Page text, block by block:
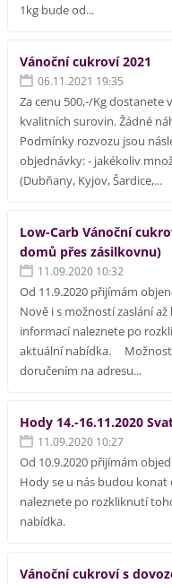
1kg bude od...
Vánoční cukroví 2021
06.11.2021 19:35
Za cenu 500,-/Kg dostanete
kvalitních surovin. Žádné
Podmínky rozvozu jsou
objednávky: - jakékoliv
(Dubňany, Kyjov, Šardice,...
Low-Carb Vánoční
domů přes zásilkovnu)
11.09.2020 10:32
Od 11.9.2020 přijímám
Nově i s možností zaslání
informací naleznete po
aktuální nabídka. Možnosti
doručením na adresu...
Hody 14.-16.11.2020
11.09.2020 10:27
Od 10.9.2020 přijímám
Hody se u nás budou konat
naleznete po rozkliknutí
nabídka.
Vánoční cukroví s